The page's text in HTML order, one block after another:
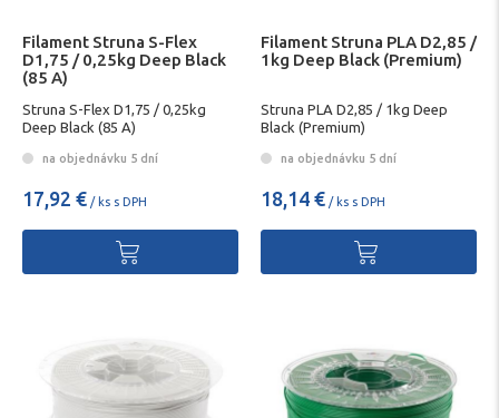
Filament Struna S-Flex
D1,75 / 0,25kg Deep Black
(85 A)
Struna S-Flex D1,75 / 0,25kg
Deep Black (85 A)
na objednávku 5 dní
17,92 € / ks s DPH
Filament Struna PLA D2,85 /
1kg Deep Black (Premium)
Struna PLA D2,85 / 1kg Deep
Black (Premium)
na objednávku 5 dní
18,14 € / ks s DPH